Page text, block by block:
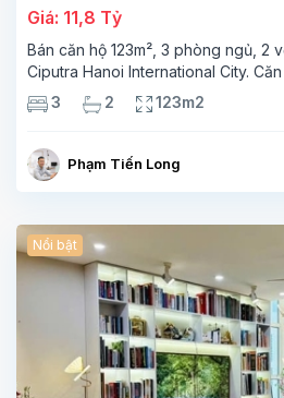
Giá: 11,8 Tỷ
Bán căn hộ 123m², 3 phòng ngủ, 2
Ciputra Hanoi International City.
lượng cao, sàn gỗ, bếp hiện đại,
3 2 123m2
Phạm Tiến Long
Nổi bật